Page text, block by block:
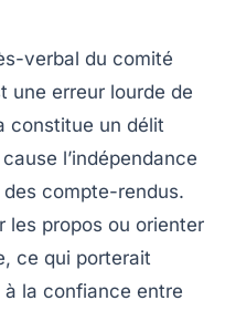
verbal du comité
une erreur lourde de
constitue un délit
l’indépendance
compte-rendus.
les propos ou orienter
ce qui porterait
la confiance entre